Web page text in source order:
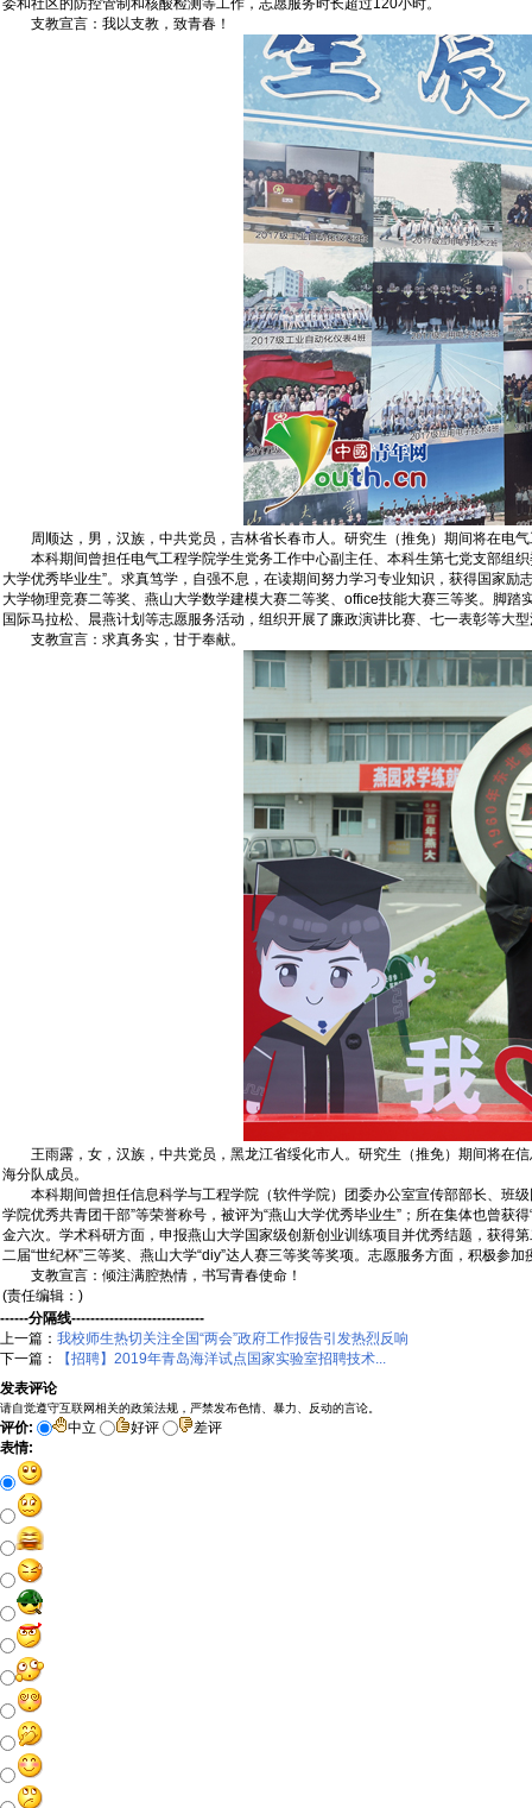
委和社区的防控管制和核酸检测等工作，志愿服务时长超过120小时。
支教宣言：我以支教，致青春！
周顺达，男，汉族，中共党员，吉林省长春市人。研究生（推免）期间将在电
本科期间曾担任电气工程学院学生党务工作中心副主任、本科生第七党支部组织
大学优秀毕业生”。求真笃学，自强不息，在读期间努力学习专业知识，获得国家
大学物理竞赛二等奖、燕山大学数学建模大赛二等奖、office技能大赛三等奖。脚
国际马拉松、晨燕计划等志愿服务活动，组织开展了廉政演讲比赛、七一表彰等大
支教宣言：求真务实，甘于奉献。
王雨露，女，汉族，中共党员，黑龙江省绥化市人。研究生（推免）期间将在
海分队成员。
本科期间曾担任信息科学与工程学院（软件学院）团委办公室宣传部部长、班级
学院优秀共青团干部”等荣誉称号，被评为“燕山大学优秀毕业生”；所在集体也曾获
金六次。学术科研方面，申报燕山大学国家级创新创业训练项目并优秀结题，获得
二届“世纪杯”三等奖、燕山大学“diy”达人赛三等奖等奖项。志愿服务方面，积极参
支教宣言：倾注满腔热情，书写青春使命！
(责任编辑：)
------分隔线----------------------------
上一篇： 我校师生热切关注全国“两会”政府工作报告引发热烈反响
下一篇：
【招聘】2019年青岛海洋试点国家实验室招聘技术...
发表评论
请自觉遵守互联网相关的政策法规，严禁发布色情、暴力、反动的言论。
评价: 中立 好评
差评
表情: